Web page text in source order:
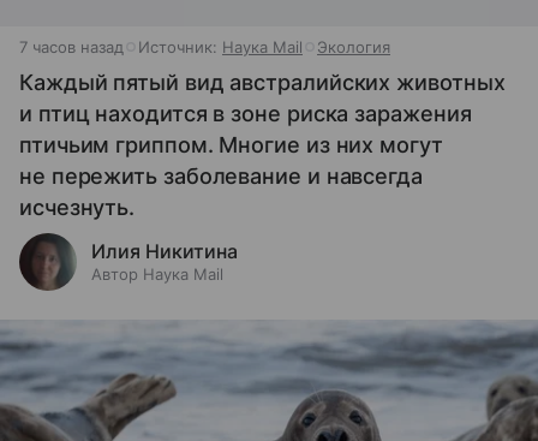
7 часов назад Источник: Наука Mail Экология
Каждый пятый вид австралийских животных
и птиц находится в зоне риска заражения
птичьим гриппом. Многие из них могут
не пережить заболевание и навсегда
исчезнуть.
Илия Никитина
Автор Наука Mail